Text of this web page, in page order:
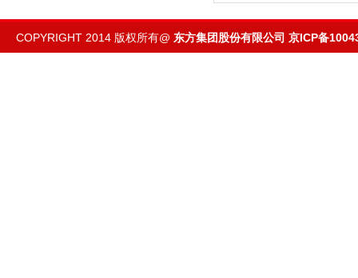
COPYRIGHT 2014 版权所有@ 东方集团股份有限公司 京ICP备